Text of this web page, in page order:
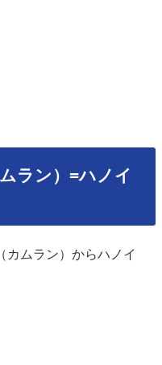
ラン）=ハノイ
カムラン）からハノイ